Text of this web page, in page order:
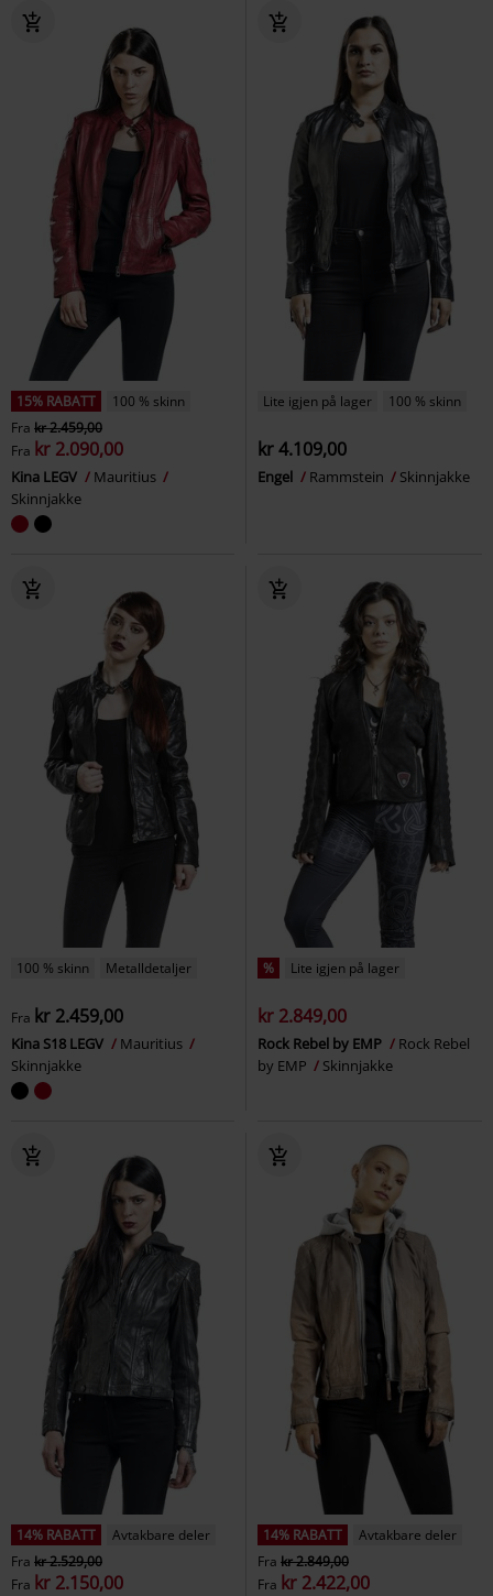
15% RABATT
100 % skinn
Fra kr 2.459,00
Fra kr 2.090,00
Kina LEGV
Mauritius
Skinnjakke
Lite igjen på lager 100 % skinn
kr 4.109,00
Engel Rammstein Skinnjakke
100 % skinn Metalldetaljer
Fra kr 2.459,00
Kina S18 LEGV
Mauritius
Skinnjakke
% Lite igjen på lager
kr 2.849,00
Rock Rebel by EMP
Rock Rebel
by EMP
Skinnjakke
14% RABATT
Avtakbare deler
Fra kr 2.529,00
Fra kr 2.150,00
14% RABATT
Avtakbare deler
Fra kr 2.849,00
Fra kr 2.422,00